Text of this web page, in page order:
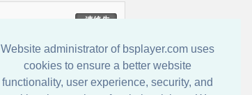
Website administrator of bsplayer.com uses
cookies to ensure a better website
functionality, user experience, security, and
連絡先